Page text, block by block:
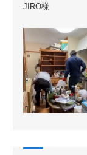
JIRO様